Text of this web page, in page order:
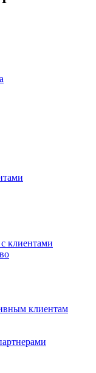
клиентами
клиентам